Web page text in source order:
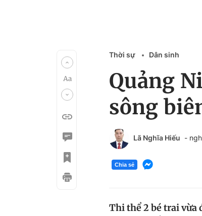
Thời sự Dân sinh
Quảng
sông
Lã Nghĩa Hiếu -
Chia sẻ
Thi thể 2 bé trai vừa